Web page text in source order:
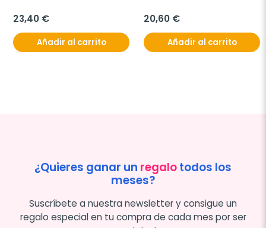
23,40 €
Añadir al carrito
20,60 €
Añadir al carrito
¿Quieres ganar un regalotodos los
meses?
Suscríbete a nuestra newsletter y consigue un
regalo especial en tu compra de cada mes por ser